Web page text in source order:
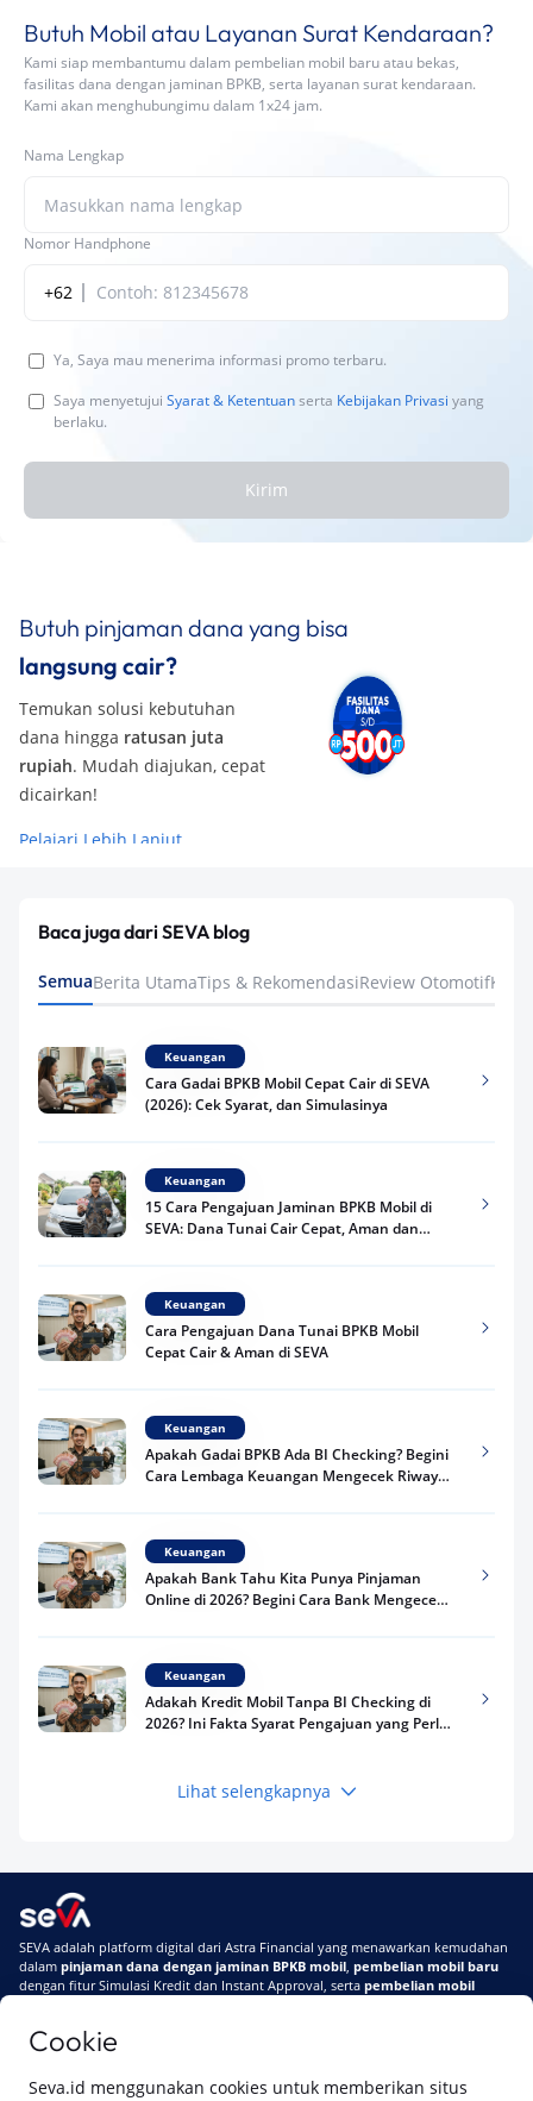
Cookie
Seva.id menggunakan cookies untuk memberikan situs
Butuh Mobil atau Layanan Surat Kendaraan?
Kami siap membantumu dalam pembelian mobil baru atau bekas,
fasilitas dana dengan jaminan BPKB, serta layanan surat kendaraan.
Kami akan menghubungimu dalam 1x24 jam.
Nama Lengkap
Nomor Handphone
+62
Ya, Saya mau menerima informasi promo terbaru.
Saya menyetujui Syarat & Ketentuanserta Kebijakan Privasi yang
berlaku.
Kirim
Butuh pinjaman dana yang bisa
langsung cair?
Temukan solusi kebutuhan
dana hingga ratusan juta
rupiah. Mudah diajukan, cepat
dicairkan!
Pelajari Lebih Lanjut
Baca juga dari SEVA blog
SemuaBerita UtamaTips & RekomendasiReview Otomotif
Keuangan
Cara Gadai BPKB Mobil Cepat Cair di SEVA
(2026): Cek Syarat, dan Simulasinya
Keuangan
15 Cara Pengajuan Jaminan BPKB Mobil di
SEVA: Dana Tunai Cair Cepat, Aman dan
Keuangan
Cara Pengajuan Dana Tunai BPKB Mobil
Cepat Cair & Aman di SEVA
Keuangan
Apakah Gadai BPKB Ada BI Checking? Begini
Cara Lembaga Keuangan Mengecek Riwayat
Keuangan
Apakah Bank Tahu Kita Punya Pinjaman
Online di 2026? Begini Cara Bank Mengecek
Keuangan
Adakah Kredit Mobil Tanpa BI Checking di
2026? Ini Fakta Syarat Pengajuan yang Perlu
Keuangan
Terpercaya
Telat Bayar Pinjol 2 Hari, Apakah Langsung
Masuk BI Checking? Simak Peraturan
Terbarunya di 2026
Lihat selengkapnya
SEVA adalah platform digital dari Astra Financial yang menawarkan kemudahan
dalam pinjaman dana dengan jaminan BPKB mobil, pembelian mobil baru
dengan fitur Simulasi Kredit dan Instant Approval, serta pembelian mobil
Di SEVA #UrusanMobilSegampangItu
Tentang SEVASyarat & Ketentuan